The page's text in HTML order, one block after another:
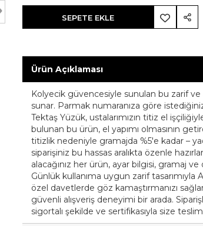
SEPETE EKLE
Ürün Açıklaması
Kolyecik güvencesiyle sunulan bu zarif ve
sunar. Parmak numaranıza göre
Tektaş Yüzük, ustalarımızın titiz el
bulunan bu ürün, el yapımı olmasının
titizlik nedeniyle gramajda %5'e kadar –
siparişiniz bu hassas aralıkta özenle
alacağınız her ürün, ayar bilgisi, gramaj
Günlük kullanıma uygun zarif tasarımıyla
özel davetlerde göz kamaştırmanızı
güvenli alışveriş deneyimi bir arada.
sigortalı şekilde ve sertifikasıyla size